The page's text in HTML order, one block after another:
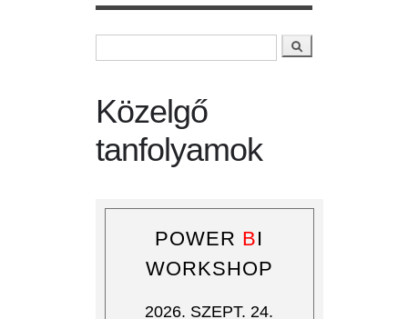
Keresés
Közelgő
tanfolyamok
POWER BI
WORKSHOP
2026. SZEPT. 24.